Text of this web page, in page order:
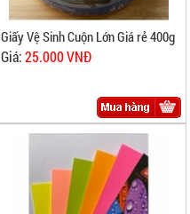
Giấy Vệ Sinh Cuộn Lớn Giá rẻ 400g
Giá:25.000 VNĐ